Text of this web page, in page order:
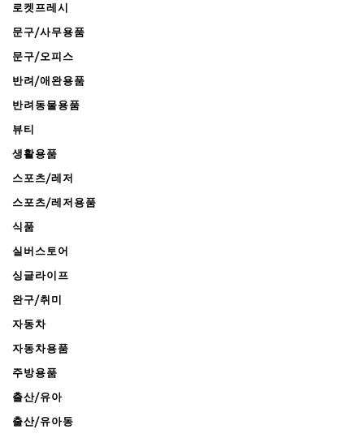
로켓프레시
문구/사무용품
문구/오피스
반려/애완용품
반려동물용품
뷰티
생활용품
스포츠/레저
스포츠/레저용품
식품
실버스토어
싱글라이프
완구/취미
자동차
자동차용품
주방용품
출산/유아
출산/유아동